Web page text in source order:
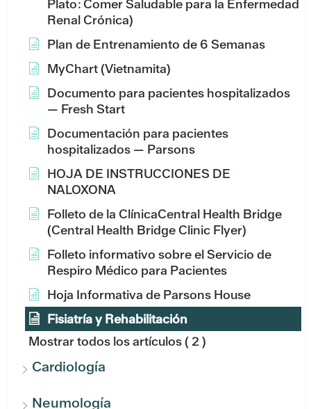
Plato: Comer Saludable para la Enfermedad
Renal Crónica)
Plan de Entrenamiento de 6 Semanas
MyChart (Vietnamita)
Documento para pacientes hospitalizados
— Fresh Start
Documentación para pacientes
hospitalizados — Parsons
HOJA DE INSTRUCCIONES DE
NALOXONA
Folleto de la ClínicaCentral Health Bridge
(Central Health Bridge Clinic Flyer)
Folleto informativo sobre el Servicio de
Respiro Médico para Pacientes
Hoja Informativa de Parsons House
Fisiatría y Rehabilitación
Mostrar todos los artículos( 2 )
Cardiología
Neumología